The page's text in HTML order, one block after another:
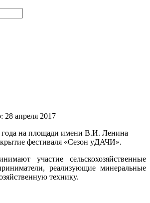
28 апреля 2017
года на площади имени В.И. Ленина
фестиваля «Сезон уДАЧИ».
участие сельскохозяйственные
реализующие минеральные
технику.